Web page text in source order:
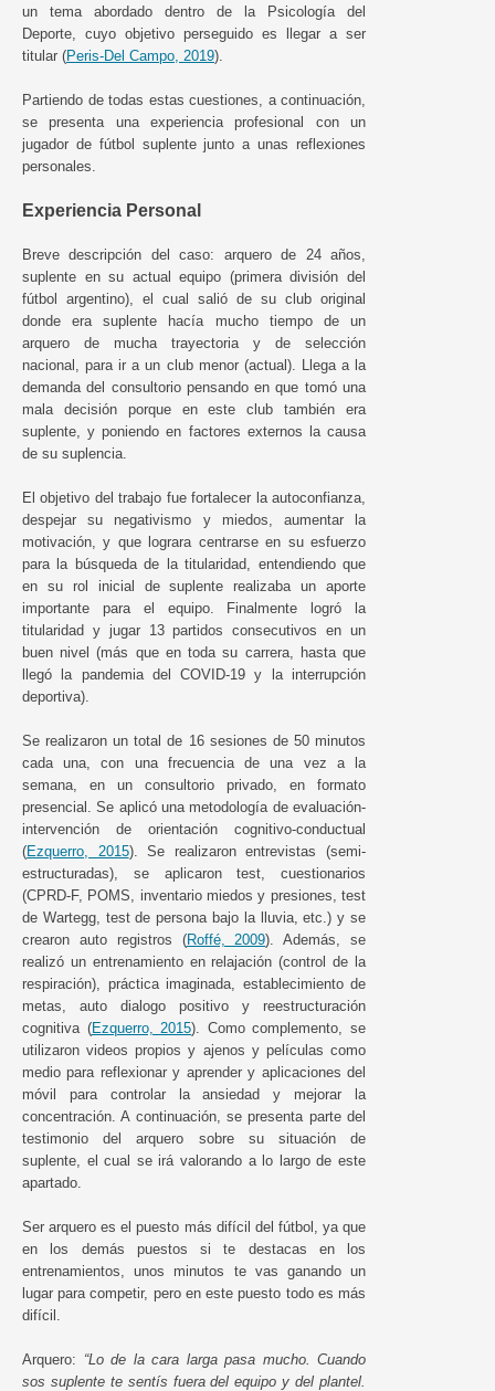
un tema abordado dentro de la Psicología del
Deporte, cuyo objetivo perseguido es llegar a ser
titular (Peris-Del Campo, 2019).
Partiendo de todas estas cuestiones, a continuación,
se presenta una experiencia profesional con un
jugador de fútbol suplente junto a unas reflexiones
personales.
Experiencia Personal
Breve descripción del caso: arquero de 24 años,
suplente en su actual equipo (primera división del
fútbol argentino), el cual salió de su club original
donde era suplente hacía mucho tiempo de un
arquero de mucha trayectoria y de selección
nacional, para ir a un club menor (actual). Llega a la
demanda del consultorio pensando en que tomó una
mala decisión porque en este club también era
suplente, y poniendo en factores externos la causa
de su suplencia.
El objetivo del trabajo fue fortalecer la autoconfianza,
despejar su negativismo y miedos, aumentar la
motivación, y que lograra centrarse en su esfuerzo
para la búsqueda de la titularidad, entendiendo que
en su rol inicial de suplente realizaba un aporte
importante para el equipo. Finalmente logró la
titularidad y jugar 13 partidos consecutivos en un
buen nivel (más que en toda su carrera, hasta que
llegó la pandemia del COVID-19 y la interrupción
deportiva).
Se realizaron un total de 16 sesiones de 50 minutos
cada una, con una frecuencia de una vez a la
semana, en un consultorio privado, en formato
presencial. Se aplicó una metodología de evaluación-
intervención de orientación cognitivo-conductual
(Ezquerro, 2015). Se realizaron entrevistas (semi-
estructuradas), se aplicaron test, cuestionarios
(CPRD-F, POMS, inventario miedos y presiones, test
de Wartegg, test de persona bajo la lluvia, etc.) y se
crearon auto registros (Roffé, 2009). Además, se
realizó un entrenamiento en relajación (control de la
respiración), práctica imaginada, establecimiento de
metas, auto dialogo positivo y reestructuración
cognitiva (Ezquerro, 2015). Como complemento, se
utilizaron videos propios y ajenos y películas como
medio para reflexionar y aprender y aplicaciones del
móvil para controlar la ansiedad y mejorar la
concentración. A continuación, se presenta parte del
testimonio del arquero sobre su situación de
suplente, el cual se irá valorando a lo largo de este
apartado.
Ser arquero es el puesto más difícil del fútbol, ya que
en los demás puestos si te destacas en los
entrenamientos, unos minutos te vas ganando un
lugar para competir, pero en este puesto todo es más
difícil.
Arquero: “Lo de la cara larga pasa mucho. Cuando
sos suplente te sentís fuera del equipo y del plantel.